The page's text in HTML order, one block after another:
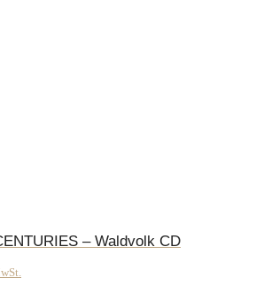
– Waldvolk CD